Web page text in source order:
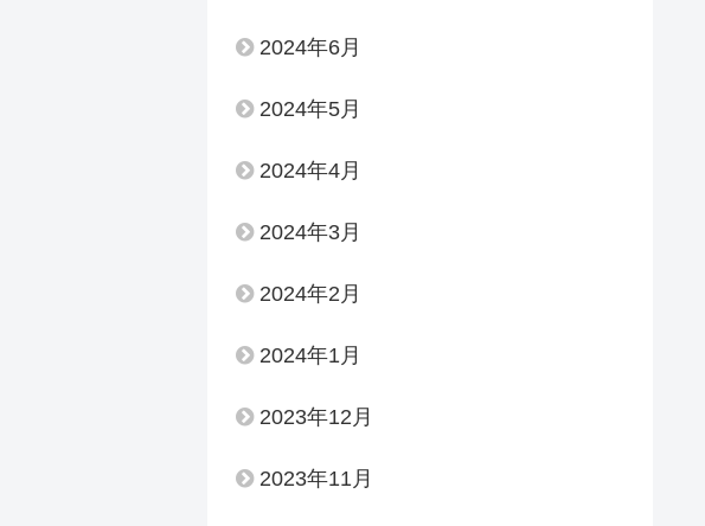
2024年6月
2024年5月
2024年4月
2024年3月
2024年2月
2024年1月
2023年12月
2023年11月